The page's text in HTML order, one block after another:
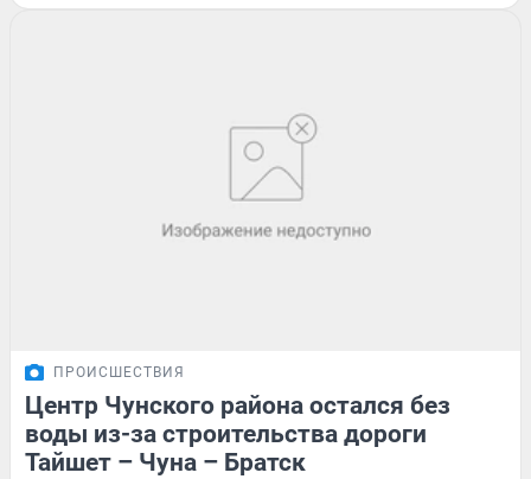
ПРОИСШЕСТВИЯ
Центр Чунского района остался без
воды из-за строительства дороги
Тайшет – Чуна – Братск